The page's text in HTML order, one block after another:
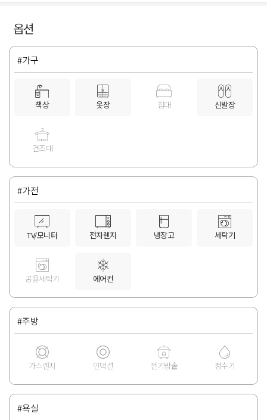
옵션
#가구
책상 옷장 침대 신발장
건조대
#가전
TV/모니터 전자렌지 냉장고 세탁기
공용세탁기 에어컨
#주방
가스렌지 인덕션 전기밥솥 정수기
#욕실